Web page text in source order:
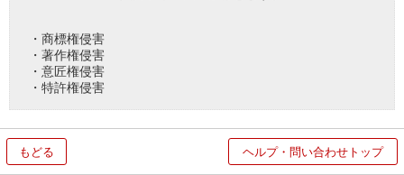
・商標権侵害
・著作権侵害
・意匠権侵害
・特許権侵害
もどる ヘルプ・問い合わせトップ